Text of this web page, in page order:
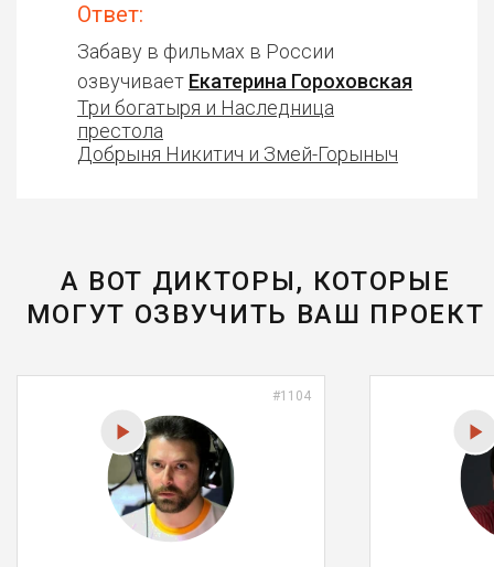
Ответ:
Забаву в фильмах в России
озвучивает Екатерина Гороховская
Три богатыря и Наследница
престола
Добрыня Никитич и Змей-Горыныч
А ВОТ ДИКТОРЫ, КОТОРЫЕ
МОГУТ ОЗВУЧИТЬ ВАШ ПРОЕКТ
#1104